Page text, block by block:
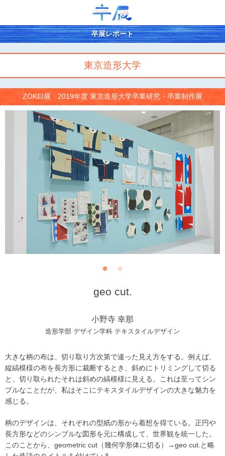
卒展レポート
東京造形大学
ZOKEI展 2019年度 東京造形大学卒業研究・卒業制作展
geo cut.
小野寺 幸那
造形学部 デザイン学科 テキスタイルデザイン
大きな柄の布は、切り取り方次第で違った見え方をする。例えば、
縦縞模様の布を長方形に裁断するとき、斜めにトリミングして切る
と、切り取られたそれは斜めの縞模様に見える。これは至ってシン
プルなことだが、私はそこにテキスタイルデザインの大きな魅力を
感じる。
柄のデザインは、それぞれの型紙の形から着想を得ている。正円や
長方形などのシンプルな図形を元に構成して、世界観を統一した。
このことから、geometric cut（幾何学形体に切る）→geo cut.と略